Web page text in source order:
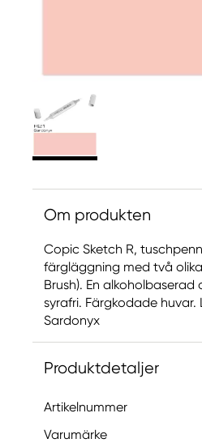
Om produkten
Copic Sketch R,
färgläggning med två
Brush). En
syrafri. Färgkodade huvar.
Sardonyx
Produktdetaljer
Artikelnummer
Varumärke